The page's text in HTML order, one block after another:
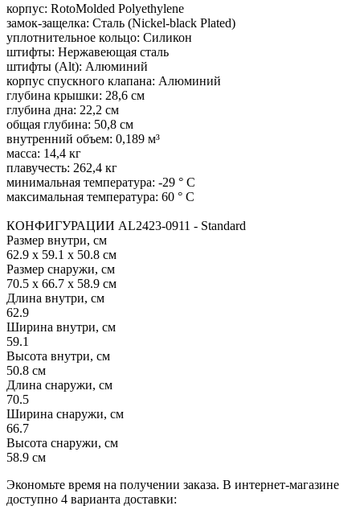
корпус: RotoMolded Polyethylene
замок-защелка: Сталь (Nickel-black Plated)
уплотнительное кольцо: Силикон
штифты: Нержавеющая сталь
штифты (Alt): Алюминий
корпус спускного клапана: Алюминий
глубина крышки: 28,6 см
глубина дна: 22,2 см
общая глубина: 50,8 см
внутренний объем: 0,189 м³
масса: 14,4 кг
плавучесть: 262,4 кг
минимальная температура: -29 ° C
максимальная температура: 60 ° C
КОНФИГУРАЦИИ AL2423-0911 - Standard
Размер внутри, см
62.9 x 59.1 x 50.8 см
Размер снаружи, см
70.5 x 66.7 x 58.9 см
Длина внутри, см
62.9
Ширина внутри, см
59.1
Высота внутри, см
50.8 см
Длина снаружи, см
70.5
Ширина снаружи, см
66.7
Высота снаружи, см
58.9 см
Экономьте время на получении заказа. В интернет-магазине
доступно 4 варианта доставки: